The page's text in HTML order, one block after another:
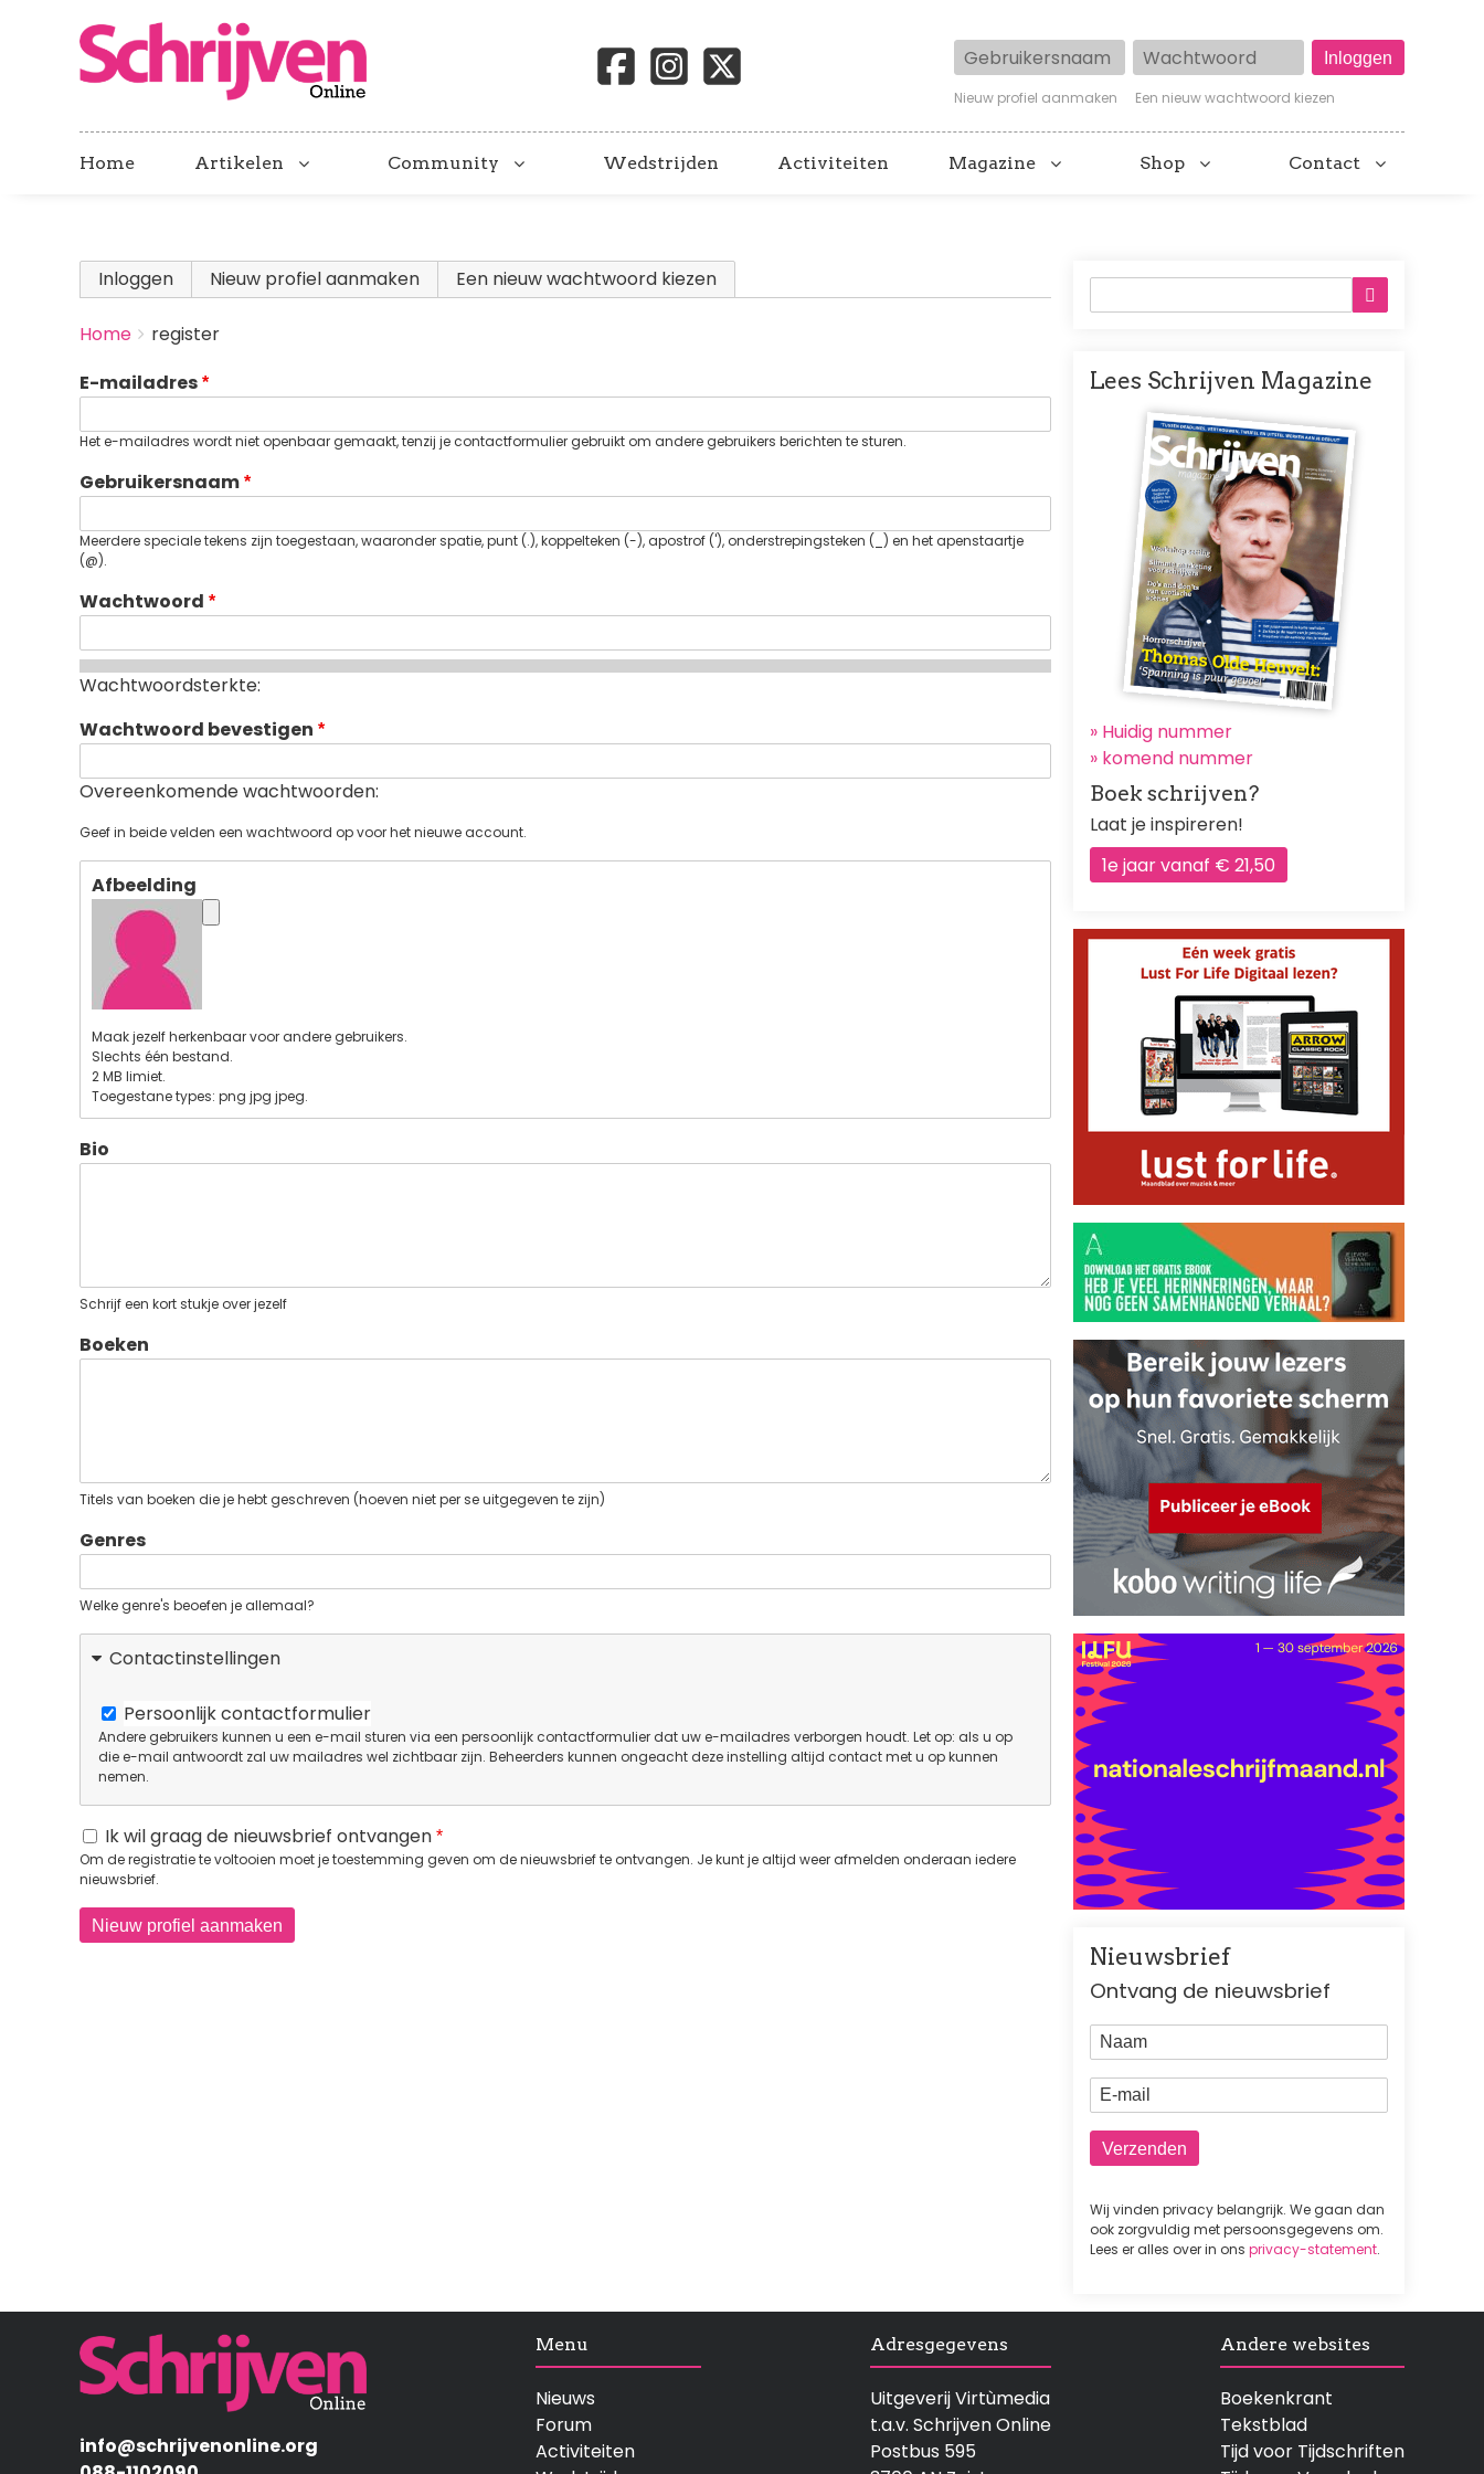
Gebruikersnaam Wachtwoord
Nieuw profiel aanmaken Een nieuw wachtwoord kiezen
Home Artikelen Community Wedstrijden Activiteiten Magazine Shop Contact
Primary
tabs
Inloggen Nieuw profiel aanmaken (actieve tabblad)
Een nieuw wachtwoord kiezen
BREADCRUMBS
You
here:
Home
register
E-mailadres
Het e-mailadres wordt niet openbaar gemaakt, tenzij je contactformulier gebruikt om andere gebruikers berichten te sturen.
Gebruikersnaam
Meerdere speciale tekens zijn toegestaan, waaronder spatie, punt (.), koppelteken (-), apostrof ('), onderstrepingsteken (_) en het apenstaartje
(@).
Wachtwoord
Wachtwoordsterkte:
Wachtwoord bevestigen
Overeenkomende wachtwoorden:
Geef in beide velden een wachtwoord op voor het nieuwe account.
Afbeelding
Maak jezelf herkenbaar voor andere gebruikers.
Slechts één bestand.
2 MB limiet.
Toegestane types: png jpg jpeg.
Bio
Schrijf een kort stukje over jezelf
Boeken
Titels van boeken die je hebt geschreven (hoeven niet per se uitgegeven te zijn)
Genres
Welke genre's beoefen je allemaal?
Contactinstellingen
Persoonlijk contactformulier
Andere gebruikers kunnen u een e-mail sturen via een persoonlijk contactformulier dat uw e-mailadres verborgen houdt. Let op: als u op
die e-mail antwoordt zal uw mailadres wel zichtbaar zijn. Beheerders kunnen ongeacht deze instelling altijd contact met u op kunnen
nemen.
Ik wil graag de nieuwsbrief ontvangen
Om de registratie te voltooien moet je toestemming geven om de nieuwsbrief te ontvangen. Je kunt je altijd weer afmelden onderaan iedere
nieuwsbrief.
Lees Schrijven Magazine
Afbeelding
» Huidig nummer
» komend nummer
Boek schrijven?
Laat je inspireren!
1e jaar vanaf € 21,50
Nieuwsbrief
Ontvang de nieuwsbrief
Naam
E-mail
Wij vinden privacy belangrijk. We gaan dan
ook zorgvuldig met persoonsgegevens om.
Lees er alles over in ons privacy-statement.
Afbeelding
info@schrijvenonline.org
Menu
Nieuws
Forum
Activiteiten
Adresgegevens
Uitgeverij Virtùmedia
t.a.v. Schrijven Online
Postbus 595
Andere websites
Boekenkrant
Tekstblad
Tijd voor Tijdschriften